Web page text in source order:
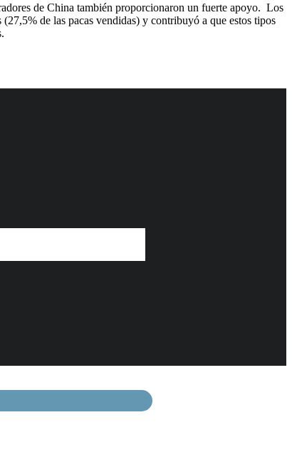
de China también proporcionaron un fuerte apoyo. Los
de las pacas vendidas) y contribuyó a que estos tipos